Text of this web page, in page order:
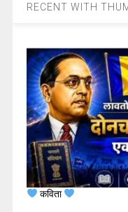
RECENT WITH
कविता